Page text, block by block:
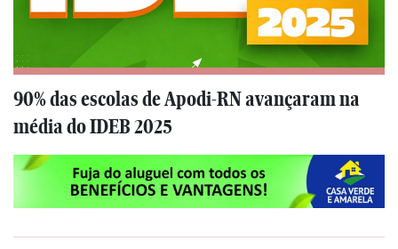
90% das escolas de Apodi-RN avançaram na
média do IDEB 2025